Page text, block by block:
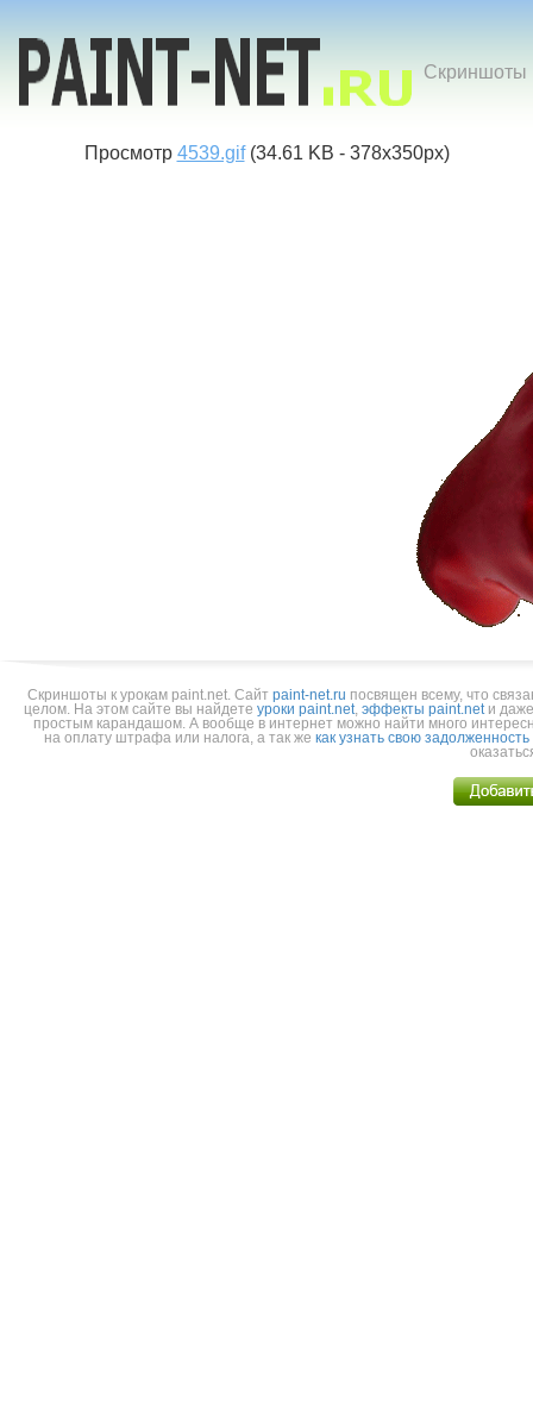
Скриншоты
Просмотр 4539.gif(34.61 KB - 378x350px)
Скриншоты к урокам paint.net. Cайт paint-net.ru посвящен всему, что
целом. На этом сайте вы найдетеуроки paint.net ,эффекты paint.net и
простым карандашом. А вообще в интернет можно найти много
на оплату штрафа или налога, а так жекак узнать свою